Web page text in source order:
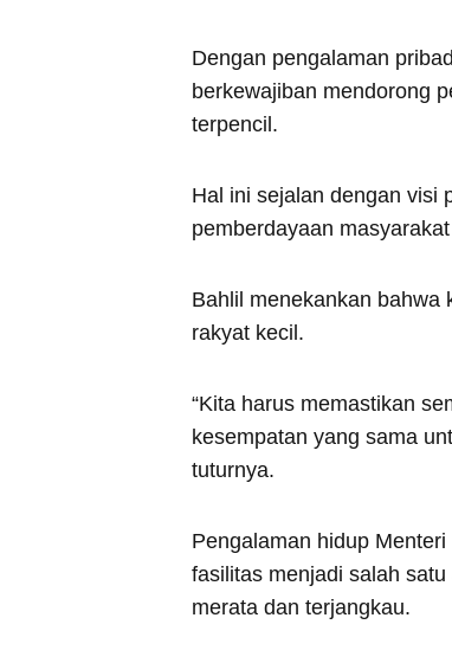
Dengan pengalaman
berkewajiban mendorong
terpencil.
Hal ini sejalan dengan visi
pemberdayaan
Bahlil menekankan bahwa
rakyat kecil.
“Kita harus memastikan
kesempatan yang sama
tuturnya.
Pengalaman hidup
fasilitas menjadi salah
merata dan terjangkau.